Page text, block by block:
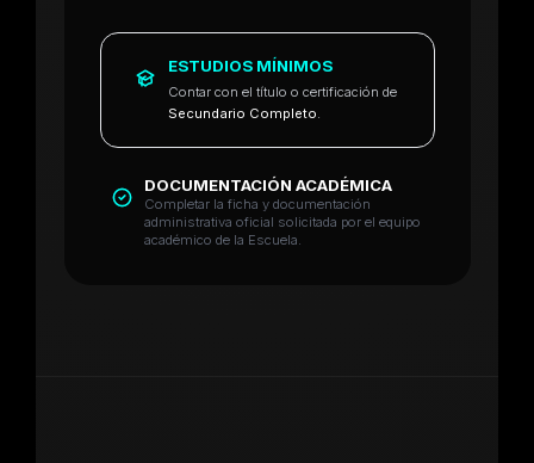
ESTUDIOS MÍNIMOS
Contar con el título o certificación de
Secundario Completo.
DOCUMENTACIÓN ACADÉMICA
Completar la ficha y documentación
administrativa oficial solicitada por el equipo
académico de la Escuela.